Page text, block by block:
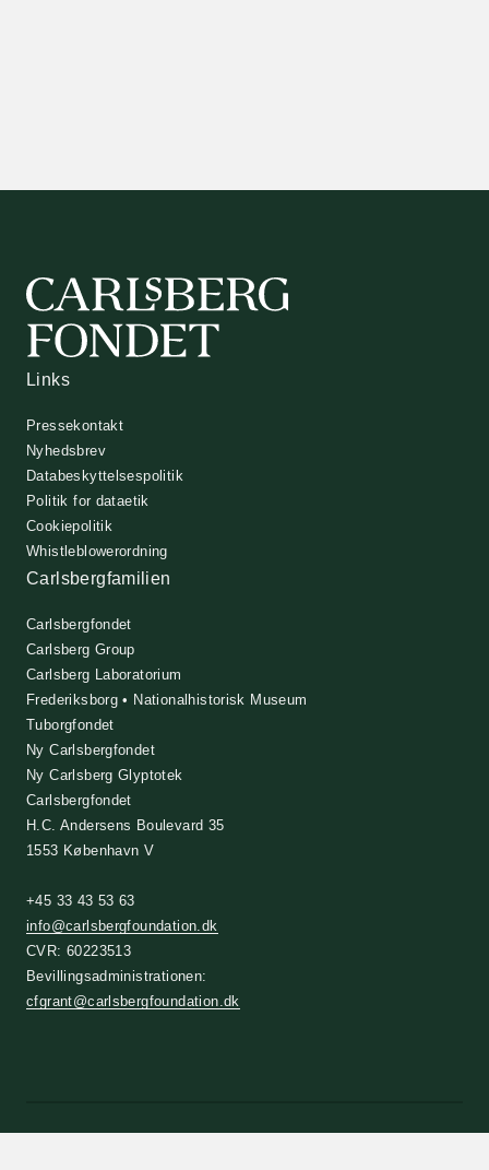
Links
Pressekontakt
Nyhedsbrev
Databeskyttelsespolitik
Politik for dataetik
Cookiepolitik
Whistleblowerordning
Carlsbergfamilien
Carlsbergfondet
Carlsberg Group
Carlsberg Laboratorium
Frederiksborg • Nationalhistorisk Museum
Tuborgfondet
Ny Carlsbergfondet
Ny Carlsberg Glyptotek
Carlsbergfondet
H.C. Andersens Boulevard 35
1553 København V
+45 33 43 53 63
info@carlsbergfoundation.dk
CVR: 60223513
Bevillingsadministrationen:
cfgrant@carlsbergfoundation.dk